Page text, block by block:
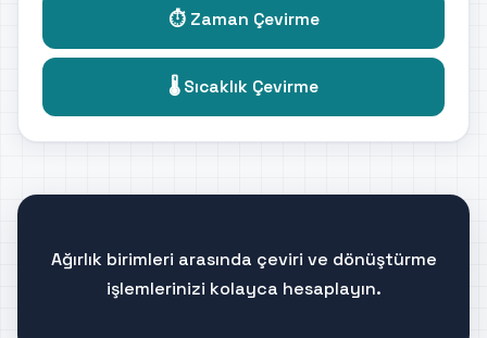
⏱️ Zaman Çevirme
🌡️ Sıcaklık Çevirme
Ağırlık birimleri arasında çeviri ve dönüştürme
işlemlerinizi kolayca hesaplayın.